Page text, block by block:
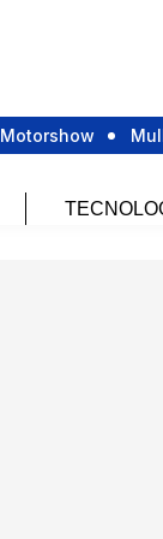
Motorshow